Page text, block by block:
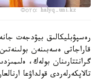
Фото: halyq-uni.kz
رەسپۋبليكالىق بيۋدجەت
قاراجاتى ەسەبىنەن
گرانتتارىنان بولەك،
تالاپكەرلەردى قولداۋعا